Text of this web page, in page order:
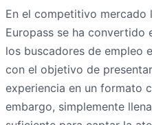
En el competitivo mercado
Europass se ha convertido
los buscadores de empleo
con el objetivo de
experiencia en un formato
embargo, simplemente